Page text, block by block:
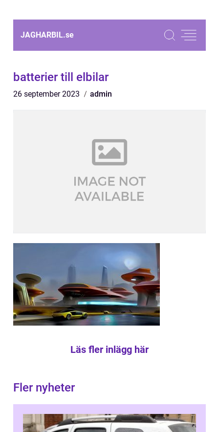
JAGHARBIL.se
batterier till elbilar
26 september 2023 admin
Läs fler inlägg här
Fler nyheter